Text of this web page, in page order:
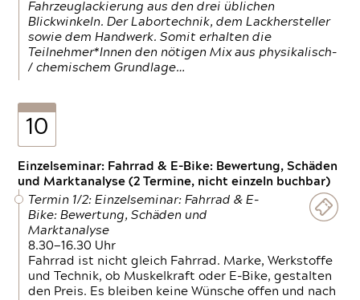
Fahrzeuglackierung aus den drei üblichen
Blickwinkeln. Der Labortechnik, dem Lackhersteller
sowie dem Handwerk. Somit erhalten die
Teilnehmer*Innen den nötigen Mix aus physikalisch-
/ chemischem Grundlage…
10
Einzelseminar: Fahrrad & E-Bike: Bewertung, Schäden
und Marktanalyse (2 Termine, nicht einzeln buchbar)
Termin 1/2: Einzelseminar: Fahrrad & E-
Bike: Bewertung, Schäden und
Marktanalyse
8.30—16.30 Uhr
Fahrrad ist nicht gleich Fahrrad. Marke, Werkstoffe
und Technik, ob Muskelkraft oder E-Bike, gestalten
den Preis. Es bleiben keine Wünsche offen und nach